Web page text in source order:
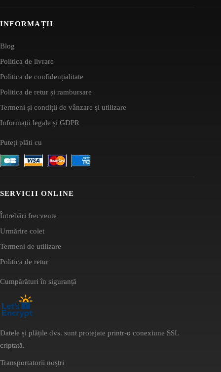
INFORMAȚII
Blog
Politica de livrare
Politica de confidențialitate
Politica de retur și rambursare
Termeni și condiții de vânzare și utilizare
Informații legale și GDPR
Puteți plăti cu
SERVICII ONLINE
Întrebări frecvente
Urmărire colet
Termeni de utilizare
Politica de retur
Cumpărături în siguranță
Datele și plățile dvs. sunt protejate printr-o conexiune SSL
criptată.
Transportatorii noștri